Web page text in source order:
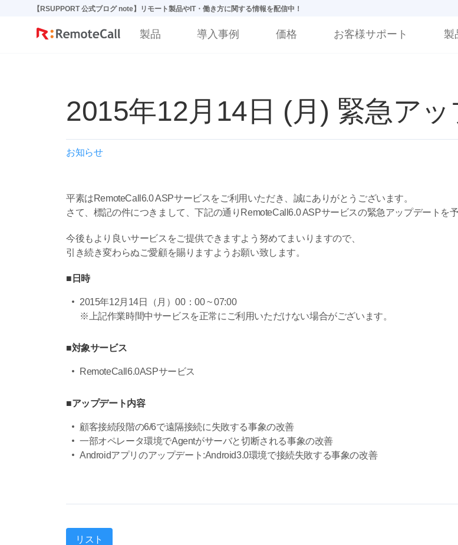
본문 바로가기【RSUPPORT 公式ブログ note】リモート製品やIT・働き方に関する情報を配信中！
製品 導入事例 価格 お客様サポート 製
2015年12月14日 (月) 緊急ア
お知らせ
平素はRemoteCall6.0 ASPサービスをご利用いただき、誠にありがとうございます。
さて、標記の件につきまして、下記の通りRemoteCall6.0 ASPサービスの緊急アップデートを
今後もより良いサービスをご提供できますよう努めてまいりますので、
引き続き変わらぬご愛顧を賜りますようお願い致します。
■日時
2015年12月14日（月）00：00 ~ 07:00
※上記作業時間中サービスを正常にご利用いただけない場合がございます。
■対象サービス
RemoteCall6.0ASPサービス
■アップデート内容
顧客接続段階の6/6で遠隔接続に失敗する事象の改善
一部オペレータ環境でAgentがサーバと切断される事象の改善
Androidアプリのアップデート:Android3.0環境で接続失敗する事象の改善
リスト